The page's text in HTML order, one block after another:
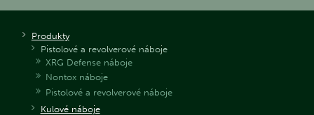
Produkty
Pistolové a revolverové náboje
XRG Defense náboje
Nontox náboje
Pistolové a revolverové náboje
Kulové náboje